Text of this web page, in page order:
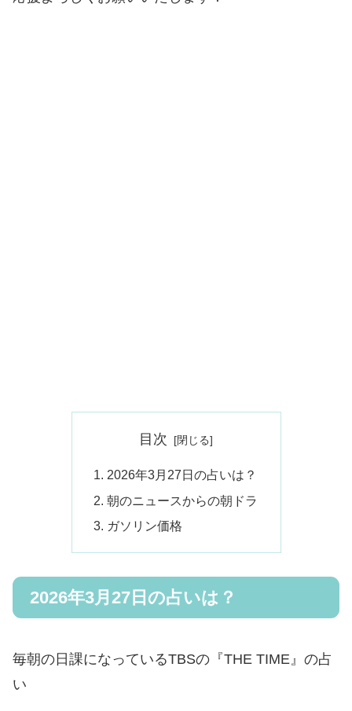
目次
2026年3月27日の占いは？
朝のニュースからの朝ドラ
ガソリン価格
2026年3月27日の占いは？
毎朝の日課になっているTBSの『THE TIME』の占
い